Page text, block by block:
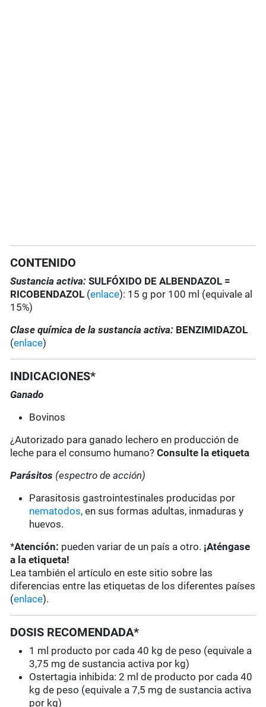
CONTENIDO
Sustancia activa: SULFÓXIDO DE ALBENDAZOL =
RICOBENDAZOL (enlace): 15 g por 100 ml (equivale al
15%)
Clase química de la sustancia activa: BENZIMIDAZOL
(enlace)
INDICACIONES*
Ganado
Bovinos
¿Autorizado para ganado lechero en producción de
leche para el consumo humano?Consulte la etiqueta
Parásitos (espectro de acción)
Parasitosis gastrointestinales producidas por
nematodos, en sus formas adultas, inmaduras y
huevos.
*Atención: pueden variar de un país a otro. ¡Aténgase
a la etiqueta!
Lea también el artículo en este sitio sobre las
diferencias entre las etiquetas de los diferentes países
(enlace).
DOSIS RECOMENDADA*
1 ml producto por cada 40 kg de peso (equivale a
3,75 mg de sustancia activa por kg)
Ostertagia inhibida: 2 ml de producto por cada 40
kg de peso (equivale a 7,5 mg de sustancia activa
por kg)